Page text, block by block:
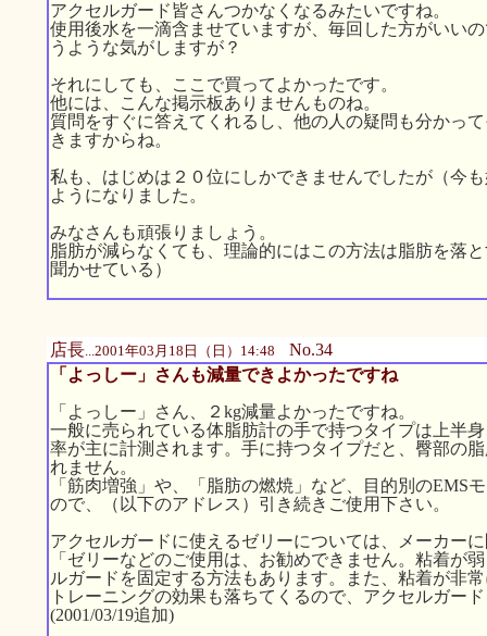
アクセルガード皆さんつかなくなるみたいですね。
使用後水を一滴含ませていますが、毎回した方がいい
うような気がしますが？
それにしても、ここで買ってよかったです。
他には、こんな掲示板ありませんものね。
質問をすぐに答えてくれるし、他の人の疑問も分かっ
きますからね。
私も、はじめは２０位にしかできませんでしたが（今
ようになりました。
みなさんも頑張りましょう。
脂肪が減らなくても、理論的にはこの方法は脂肪を落
聞かせている）
店長...2001年03月18日（日）14:48 No.34
「よっしー」さんも減量できよかったですね
「よっしー」さん、２kg減量よかったですね。
一般に売られている体脂肪計の手で持つタイプは上半
率が主に計測されます。手に持つタイプだと、臀部の
れません。
「筋肉増強」や、「脂肪の燃焼」など、目的別のEMS
ので、（以下のアドレス）引き続きご使用下さい。
アクセルガードに使えるゼリーについては、メーカー
「ゼリーなどのご使用は、お勧めできません。粘着が
ルガードを固定する方法もあります。また、粘着が非
トレーニングの効果も落ちてくるので、アクセルガー
(2001/03/19追加)